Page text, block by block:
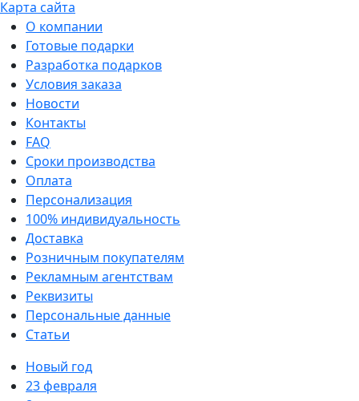
Карта сайта
О компании
Готовые подарки
Разработка подарков
Условия заказа
Новости
Контакты
FAQ
Сроки производства
Оплата
Персонализация
100% индивидуальность
Доставка
Розничным покупателям
Рекламным агентствам
Реквизиты
Персональные данные
Статьи
Новый год
23 февраля